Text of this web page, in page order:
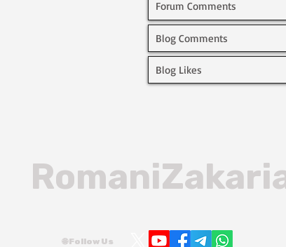
Forum Comments
Blog Comments
Blog Likes
🌐 Follow Us